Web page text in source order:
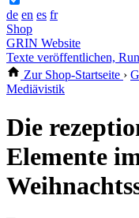
de en es fr
Shop
GRIN Website
Texte veröffentlichen,
Zur Shop-Startseite ›
Mediävistik
Die
Elemente